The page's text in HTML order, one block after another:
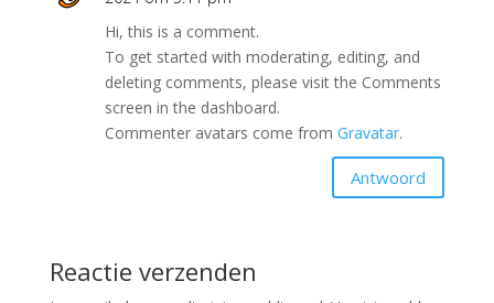
Hi, this is a comment.
To get started with moderating, editing, and
deleting comments, please visit the Comments
screen in the dashboard.
Commenter avatars come from Gravatar.
Antwoord
Reactie verzenden